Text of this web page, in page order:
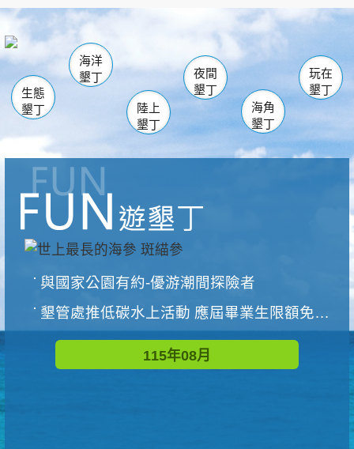
南仁湖
海生館
恆春 佳樂水
龍鑾潭自然中心 森林遊樂區
瓊麻館
關山 墾管處遊客中心
社頂公園 風吹沙
船帆石
白砂 龍磐公園
香蕉灣
砂島
鵝鑾鼻
生態
墾丁
海洋
墾丁
陸上
墾丁
夜間
墾丁
海角
墾丁
玩在
墾丁
與國家公園有約-優游潮間探險者
墾管處推低碳水上活動 應屆畢業生限額免費參加
115年08月